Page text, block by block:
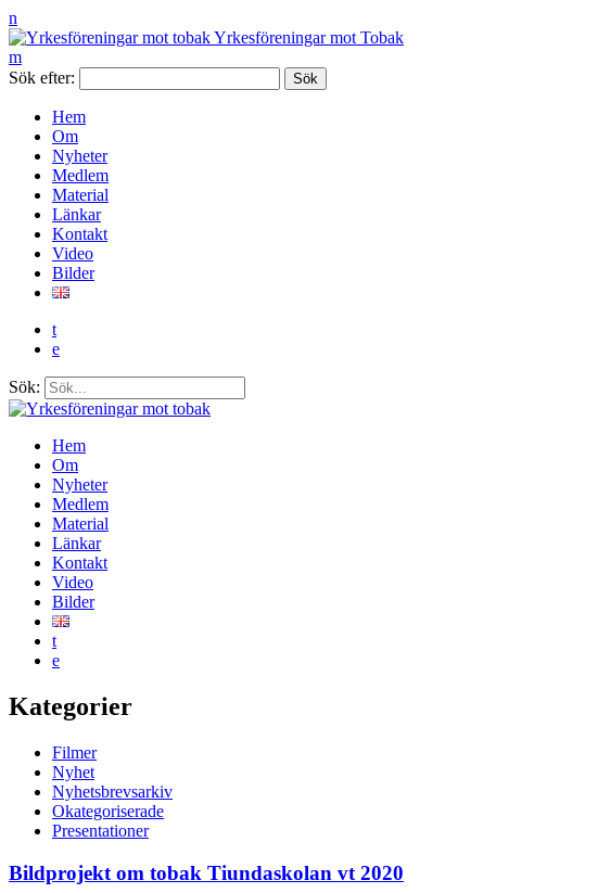
n
Yrkesföreningar mot Tobak
m
Sök efter:
Hem
Om
Nyheter
Medlem
Material
Länkar
Kontakt
Video
Bilder
t
e
Sök:
Hem
Om
Nyheter
Medlem
Material
Länkar
Kontakt
Video
Bilder
t
e
Kategorier
Filmer
Nyhet
Nyhetsbrevsarkiv
Okategoriserade
Presentationer
Bildprojekt om tobak Tiundaskolan vt 2020